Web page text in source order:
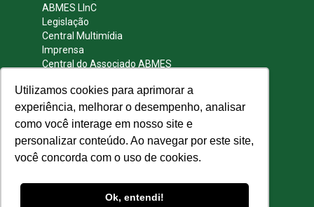
Utilizamos cookies para aprimorar a
experiência, melhorar o desempenho, analisar
como você interage em nosso site e
personalizar conteúdo. Ao navegar por este site,
você concorda com o uso de cookies.
Ok, entendi!
ABMES LInC
Legislação
Central Multimídia
Imprensa
Central do Associado ABMES
reservados.